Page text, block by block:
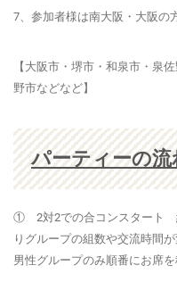
7、参加者様は南大阪・大阪の
【大阪市・堺市・和泉市・泉
野市などなど】
パーティーの流
① 2対2での合コンスタート
りグループの組数や交流時間が
男性グループのみ順番にお席を